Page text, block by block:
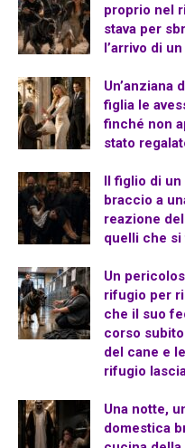
proprio nel
stava per
l’arrivo di
Un’anziana
figlia le
finché non
stato
Il figlio di
braccio a
reazione
quelli che si
Un
rifugio per
che il suo
corso
del cane e
rifugio
Una notte,
domestica